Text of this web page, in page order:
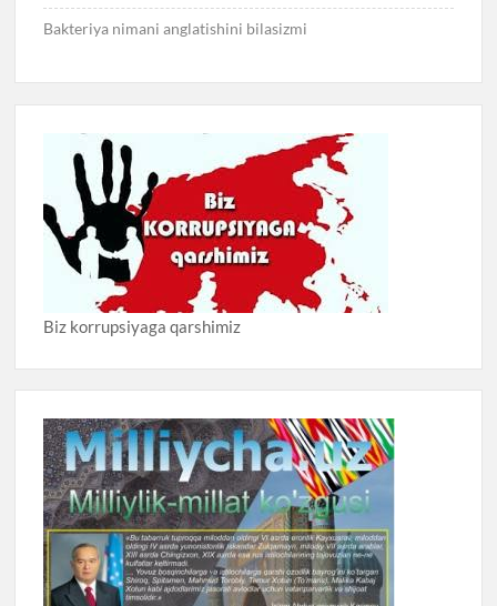
Bakteriya nimani anglatishini bilasizmi
Biz korrupsiyaga qarshimiz